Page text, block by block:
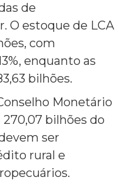
de
O estoque de LCA
com
enquanto as
bilhões.
Monetário
270,07 bilhões do
ser
rural e